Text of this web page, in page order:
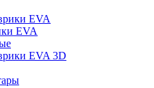
EVA
EVA
EVA 3D